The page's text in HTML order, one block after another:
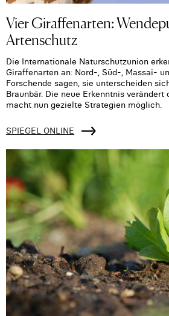
Vier Giraffenarten:
Artenschutz
Die Internationale Naturschutzunion
Giraffenarten an: Nord-, Süd-, Massai-
Forschende sagen, sie unterscheiden
Braunbär. Die neue Erkenntnis
macht nun gezielte Strategien möglich.
SPIEGEL ONLINE